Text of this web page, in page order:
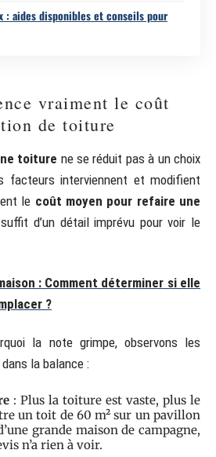
: aides disponibles et conseils pour
vraiment le coût
de toiture
toiture ne se réduit pas à un choix
facteurs interviennent et modifient
le coût moyen pour refaire une
d’un détail imprévu pour voir le
: Comment déterminer si elle
?
la note grimpe, observons les
la balance :
: Plus la toiture est vaste, plus le
un toit de 60 m² sur un pavillon
grande maison de campagne,
n’a rien à voir.